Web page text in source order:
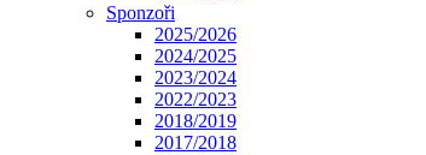
Sponzoři
2025/2026
2024/2025
2023/2024
2022/2023
2018/2019
2017/2018